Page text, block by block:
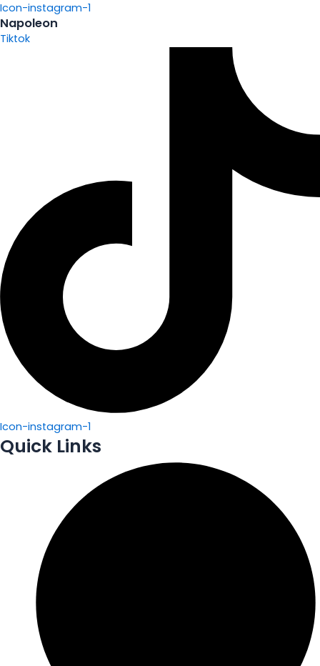
Icon-instagram-1
Napoleon
Tiktok
Icon-instagram-1
Quick Links